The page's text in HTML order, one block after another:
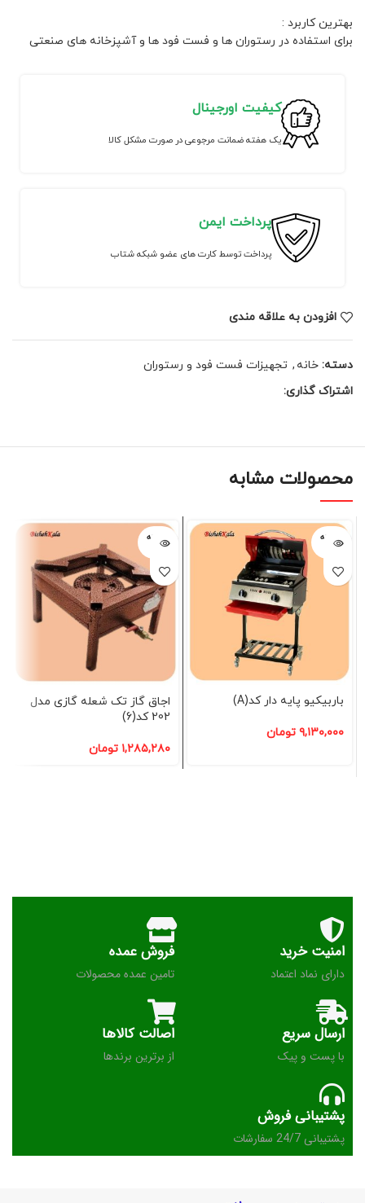
بهترین کاربرد :
برای استفاده در رستوران ها و فست فود ها و آشپزخانه های صنعتی
کیفیت اورجینال
یک هفته ضمانت مرجوعی در صورت مشکل کالا
پرداخت ایمن
پرداخت توسط کارت های عضو شبکه شتاب
افزودن به علاقه مندی
دسته: خانه , تجهیزات فست فود و رستوران
اشتراک گذاری:
محصولات مشابه
فروخته
شده
باربیکیو پایه دار کد(A)
۹,۱۳۰,۰۰۰ تومان
فروخته
شده
اجاق گاز تک شعله گازی مدل
202 کد(6)
۱,۲۸۵,۲۸۰ تومان
امنیت خرید
دارای نماد اعتماد
فروش عمده
تامین عمده محصولات
ارسال سریع
با پست و پیک
اصالت کالاها
از برترین برندها
پشتیبانی فروش
پشتیبانی 24/7 سفارشات